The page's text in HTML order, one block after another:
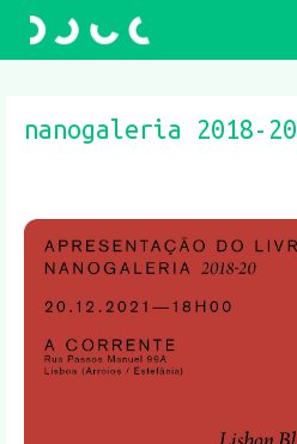
nanogaleria 2018-20